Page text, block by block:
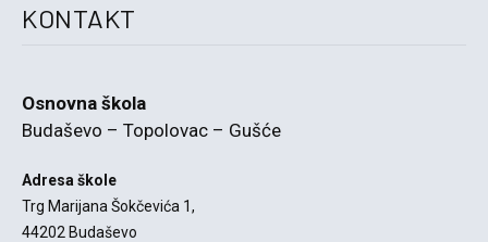
KONTAKT
Osnovna škola
Budaševo – Topolovac – Gušće
Adresa škole
Trg Marijana Šokčevića 1,
44202 Budaševo